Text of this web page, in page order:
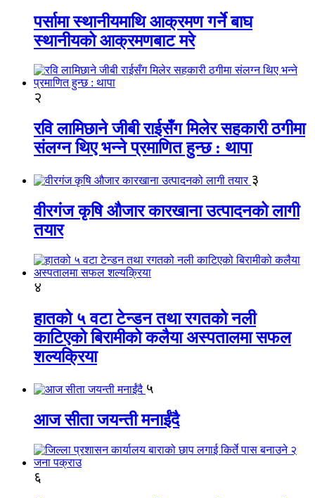
पर्सामा स्थानीयमाथि आक्रमण गर्ने बाघ
स्थानीयको आक्रमणबाट मरे
२
रवि लामिछाने जीबी राईसँग मिलेर सहकारी ठगीमा
संलग्न थिए भन्ने प्रमाणित हुन्छ : थापा
३
वीरगंज कृषि औजार कारखाना उत्पादनको लागी
तयार
४
हातको ५ वटा टेन्डन तथा रगतको नली
काटिएको बिरामीको कलैया अस्पतालमा सफल
शल्यक्रिया
५
आज सीता जयन्ती मनाईंदै
६